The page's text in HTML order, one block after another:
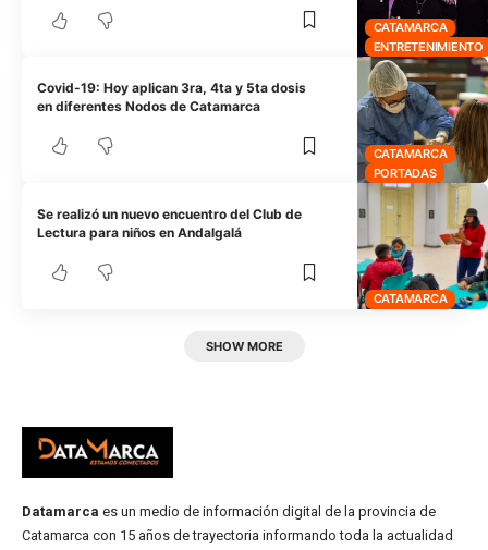
CATAMARCA
ENTRETENIMIENTO
CATAMARCA
PORTADAS
Covid-19: Hoy aplican 3ra, 4ta y 5ta dosis
en diferentes Nodos de Catamarca
CATAMARCA
Se realizó un nuevo encuentro del Club de
Lectura para niños en Andalgalá
SHOW MORE
Datamarca es un medio de información digital de la provincia de
Catamarca con 15 años de trayectoria informando toda la actualidad